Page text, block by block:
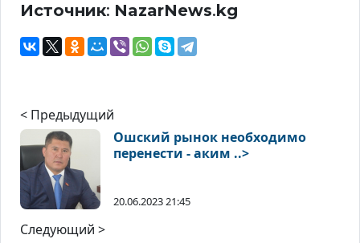
Источник: NazarNews.kg
< Предыдущий
Ошский рынок необходимо
перенести - аким ..>
20.06.2023 21:45
Следующий >